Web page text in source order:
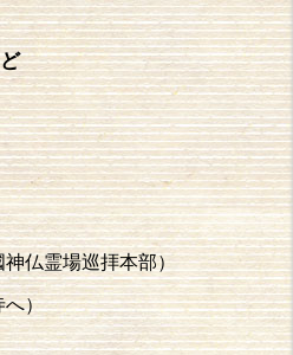
仏霊場巡拝本部）
へ）